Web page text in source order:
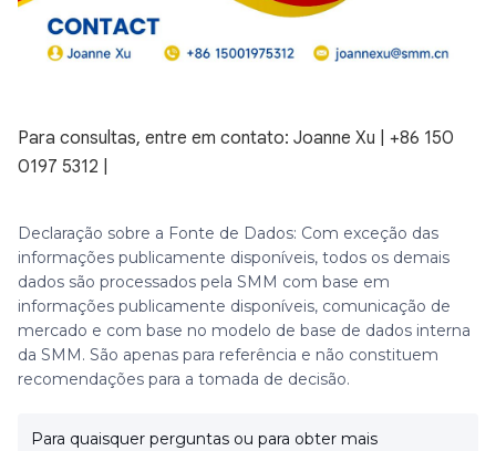
Para consultas, entre em contato: Joanne Xu | +86 150
0197 5312 |
Declaração sobre a Fonte de Dados: Com exceção das
informações publicamente disponíveis, todos os demais
dados são processados pela SMM com base em
informações publicamente disponíveis, comunicação de
mercado e com base no modelo de base de dados interna
da SMM. São apenas para referência e não constituem
recomendações para a tomada de decisão.
Para quaisquer perguntas ou para obter mais